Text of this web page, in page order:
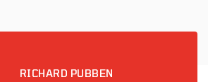
RICHARD PUBBEN